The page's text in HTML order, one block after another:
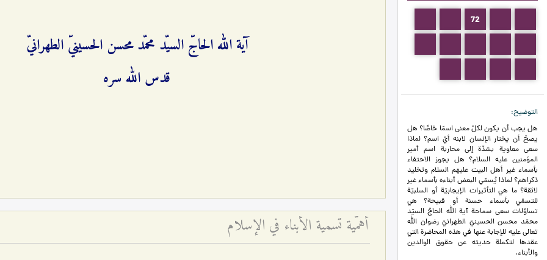
72
التوضيح
هل يجب أن يكون لكلّ معنى اسمًا خاصًّا؟ هل
يصحّ أن يختار الإنسان لابنه أيّ اسم؟ لماذا
سعى معاوية بشدّة إلى محاربة اسم أمير
المؤمنين عليه السلام؟ هل يجوز الاحتفاء
بأسماء غير أهل البيت عليهم السلام وتخليد
ذكراهم؟ لماذا يُسمّي البعض أبناءه بأسماء غير
لائقة؟ ما هي التأثيرات الإيجابيّة أو السلبيّة
للتسمّي بأسماء حسنة أو قبيحة؟ هي
تساؤلات سعى سماحة آية الله الحاجّ السيّد
محمّد محسن الحسينيّ الطهرانيّ رضوان الله
تعالى عليه للإجابة عنها في هذه المحاضرة التي
عقدها لتكملة حديثه عن حقوق الوالدين
والأبناء.
آية الله الحاجّ السيّد محمّد محسن الحسينيّ الطهرانيّ
قدس الله سره
أهمّية تسمية الأبناء في الإسلام